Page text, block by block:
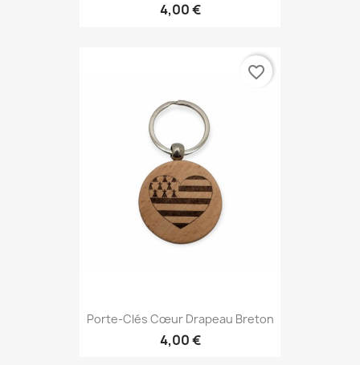
4,00 €
Porte-Clés Cœur Drapeau Breton
4,00 €
favorite_border